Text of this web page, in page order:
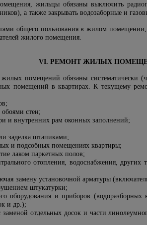
жильцы обязаны выключить
а также закрывать водозаборные и
общего пользования в жилом
жилого помещения.
VI. РЕМОНТ ЖИЛЫХ
помещений обязаны систематически
помещений в квартирах. К текущему
обоями стен;
и внутренних рам оконных заполнений;
заделка штапиками;
и подсобных помещениях квартиры;
лаком паркетных полов;
отопления, водоснабжения,
замену установочной арматуры
штукатурки;
оборудования и приборов
и др.);
отдельных досок и части